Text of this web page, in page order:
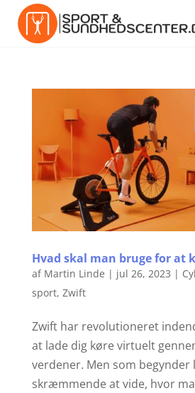
Hvad skal man bruge for at
af Martin Linde | jul 26, 2023 |
sport, Zwift
Zwift har revolutioneret
at lade dig køre virtuelt
verdener. Men som
skræmmende at vide, hvor